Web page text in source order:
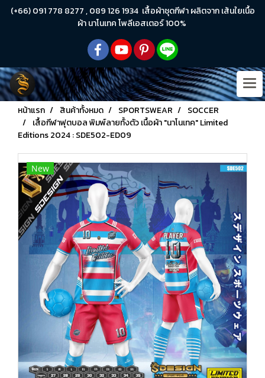
(+66) 091 778 8277 , 089 126 1934 เสื้อผ้าชุดกีฬา ผลิตจาก เส้นใยเนื้อ
ผ้า นาโนเทค โพลีเอสเตอร์ 100%
หน้าแรก สินค้าทั้งหมด SPORTSWEAR
SOCCER
เสื้อกีฬาฟุตบอล พิมพ์ลายทั้งตัว เนื้อผ้า "นาโนเทค" Limited
Editions 2024 : SDE502-ED09
New